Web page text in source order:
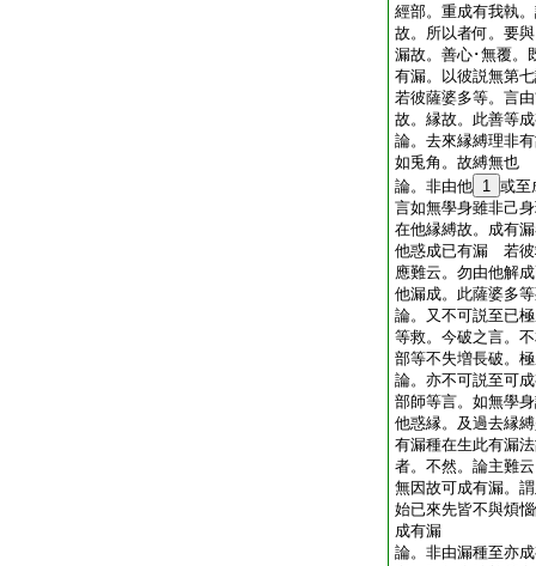
經部。重成有我執
故。所以者何。要
漏故。善心･無覆。
有漏。以彼説無第
若彼薩婆多等。言
故。縁故。此善等
論。去來縁縛理非
如兎角。故縛無也
論。非由他 1 或至
言如無學身雖非己
在他縁縛故。成有
他惑成已有漏 若彼
應難云。勿由他解
他漏成。此薩婆多
論。又不可説至已
等救。今破之言。
部等不失増長破。
論。亦不可説至可
部師等言。如無學
他惑縁。及過去縁
有漏種在生此有漏
者。不然。論主難
無因故可成有漏。
始已來先皆不與煩
成有漏
論。非由漏種至亦